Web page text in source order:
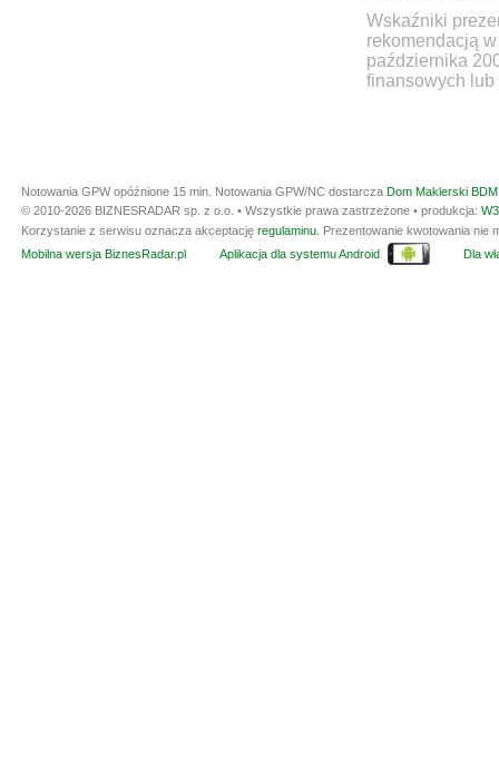
Wskaźniki
rekomendacją
października
finansowych lub
Notowania GPW opóźnione 15 min. Notowania GPW/NC dostarcza Dom Maklerski
© 2010-2026 BIZNESRADAR sp. z o.o. • Wszystkie prawa zastrzeżone • produkcja:
Korzystanie z serwisu oznacza akceptację regulaminu . Prezentowanie kwotowania
Mobilna wersja BiznesRadar.pl
Aplikacja dla systemu Android Dla